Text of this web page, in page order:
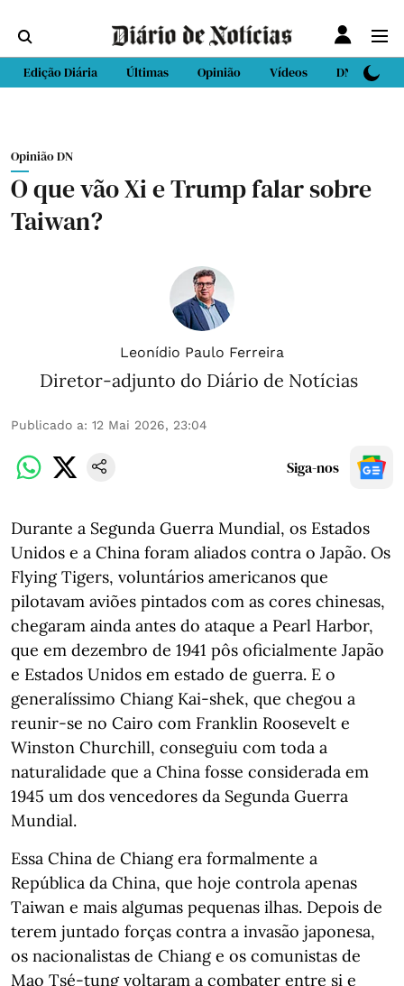
Edição Diária Últimas Opinião Vídeos DN Sport
Opinião DN
O que vão Xi e Trump falar sobre
Taiwan?
Leonídio Paulo Ferreira
Diretor-adjunto do Diário de Notícias
Publicado a: 12 Mai 2026, 23:04
Siga-nos
Durante a Segunda Guerra Mundial, os Estados
Unidos e a China foram aliados contra o Japão. Os
Flying Tigers, voluntários americanos que
pilotavam aviões pintados com as cores chinesas,
chegaram ainda antes do ataque a Pearl Harbor,
que em dezembro de 1941 pôs oficialmente Japão
e Estados Unidos em estado de guerra. E o
generalíssimo Chiang Kai-shek, que chegou a
reunir-se no Cairo com Franklin Roosevelt e
Winston Churchill, conseguiu com toda a
naturalidade que a China fosse considerada em
1945 um dos vencedores da Segunda Guerra
Mundial.
Essa China de Chiang era formalmente a
República da China, que hoje controla apenas
Taiwan e mais algumas pequenas ilhas. Depois de
terem juntado forças contra a invasão japonesa,
os nacionalistas de Chiang e os comunistas de
Mao Tsé-tung voltaram a combater entre si e